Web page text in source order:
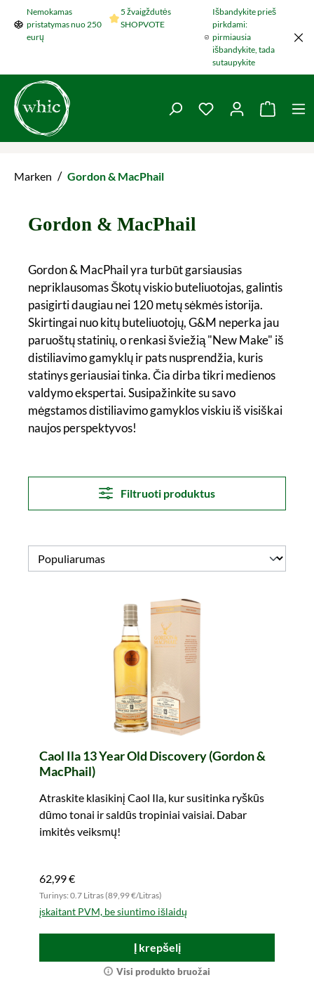
Šokti į pagrindinį turinį
Nemokamas
pristatymas nuo 250
eurų
5 žvaigždutės
SHOPVOTE
Išbandykite prieš
pirkdami:
pirmiausia
išbandykite, tada
sutaupykite
You have 0 wishlist
Marken / Gordon & MacPhail
Gordon & MacPhail
Gordon & MacPhail yra turbūt garsiausias
nepriklausomas Škotų viskio buteliuotojas, galintis
pasigirti daugiau nei 120 metų sėkmės istorija.
Skirtingai nuo kitų buteliuotojų, G&M neperka jau
paruoštų statinių, o renkasi šviežią "New Make" iš
distiliavimo gamyklų ir pats nusprendžia, kuris
statinys geriausiai tinka. Čia dirba tikri medienos
valdymo ekspertai. Susipažinkite su savo
mėgstamos distiliavimo gamyklos viskiu iš visiškai
naujos perspektyvos!
Filtruoti produktus
Caol Ila 13 Year Old Discovery (Gordon &
MacPhail)
Atraskite klasikinį Caol Ila, kur susitinka ryškūs
dūmo tonai ir saldūs tropiniai vaisiai. Dabar
imkitės veiksmų!
62,99 €
Turinys: 0.7 Litras (89,99 €/Litras)
įskaitant PVM, be siuntimo išlaidų
Į krepšelį
Visi produkto bruožai